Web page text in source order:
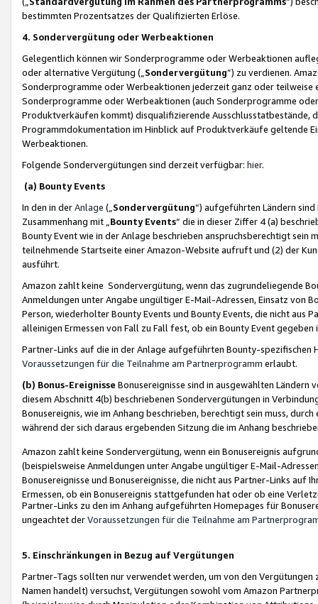
bestimmten Prozentsatzes der Qualifizierten Erlöse.
4. Sondervergütung oder Werbeaktionen
Gelegentlich können wir Sonderprogramme oder Werbeaktionen
oder alternative Vergütung („ Sondervergütung”) zu verdienen.
Sonderprogramme oder Werbeaktionen jederzeit ganz oder
Sonderprogramme oder Werbeaktionen (auch Sonderprogramme
Produktverkäufen kommt) disqualifizierende Ausschlusstatbestände,
Programmdokumentation im Hinblick auf Produktverkäufe geltende
Werbeaktionen.
Folgende Sondervergütungen sind derzeit verfügbar: hier.
(a) Bounty Events
In den in derAnlage („ Sondervergütung“) aufgeführten Ländern
Zusammenhang mit „ Bounty Events“ die in dieser Ziffer 4 (a)
Bounty Event wie in der Anlage beschrieben anspruchsberechtigt sein
teilnehmende Startseite einer Amazon-Website aufruft und (2) der
ausführt.
Amazon zahlt keine Sondervergütung, wenn das zugrundeliegende
Anmeldungen unter Angabe ungültiger E-Mail-Adressen, Einsatz von
Person, wiederholter Bounty Events und Bounty Events, die nicht
alleinigen Ermessen von Fall zu Fall fest, ob ein Bounty Event
Partner-Links auf die in der Anlage aufgeführten Bounty-spezifischen
Voraussetzungen für die Teilnahme am Partnerprogramm erlaubt.
(b) Bonus-Ereignisse Bonusereignisse sind in ausgewählten Ländern
diesem Abschnitt 4(b) beschriebenen Sondervergütungen in
Bonusereignis, wie im Anhang beschrieben, berechtigt sein muss,
während der sich daraus ergebenden Sitzung die im Anhang
Amazon zahlt keine Sondervergütung, wenn ein Bonusereignis
(beispielsweise Anmeldungen unter Angabe ungültiger E-Mail-
Bonusereignisse und Bonusereignisse, die nicht aus Partner-Links auf
Ermessen, ob ein Bonusereignis stattgefunden hat oder ob eine
Partner-Links zu den im Anhang aufgeführten Homepages für
ungeachtet derVoraussetzungen für die Teilnahme am
5. Einschränkungen in Bezug auf Vergütungen
Partner-Tags sollten nur verwendet werden, um von den
Namen handelt) versuchst, Vergütungen sowohl vom Amazon